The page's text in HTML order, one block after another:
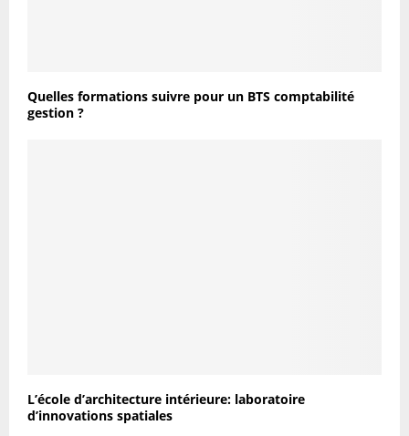
Quelles formations suivre pour un BTS comptabilité
gestion ?
L’école d’architecture intérieure: laboratoire
d’innovations spatiales